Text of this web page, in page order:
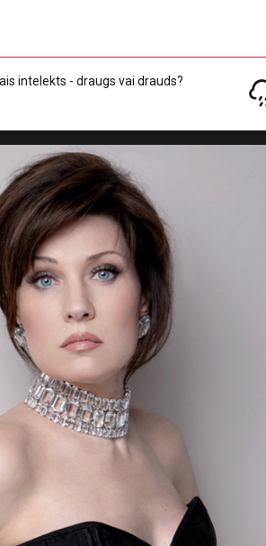
intelekts - draugs vai drauds?